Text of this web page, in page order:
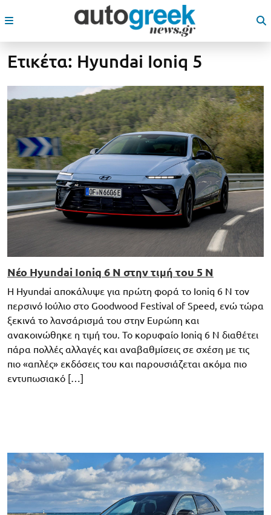
Ετικέτα: Hyundai Ioniq 5
Νέο Hyundai Ioniq 6 N στην τιμή του 5 Ν
H Hyundai αποκάλυψε για πρώτη φορά το Ioniq 6 N τον
περσινό Ιούλιο στο Goodwood Festival of Speed, ενώ τώρα
ξεκινά το λανσάρισμά του στην Ευρώπη και
ανακοινώθηκε η τιμή του. Το κορυφαίο Ioniq 6 N διαθέτει
πάρα πολλές αλλαγές και αναβαθμίσεις σε σχέση με τις
πιο «απλές» εκδόσεις του και παρουσιάζεται ακόμα πιο
εντυπωσιακό […]